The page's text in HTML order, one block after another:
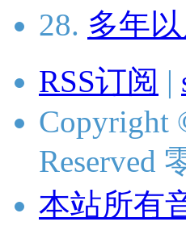
28. 多年
RSS订阅 |
Copyright
Reserved
本站所有